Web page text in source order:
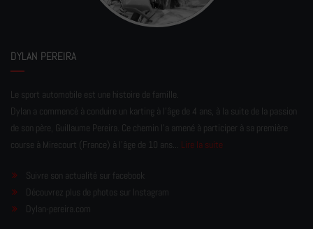
DYLAN PEREIRA
Le sport automobile est une histoire de famille.
Dylan a commencé à conduire un karting à l’âge de 4 ans, à la suite de la passion
de son père, Guillaume Pereira. Ce chemin l'a amené à participer à sa première
course à Mirecourt (France) à l'âge de 10 ans... Lire la suite
Suivre son actualité sur facebook
Découvrez plus de photos sur Instagram
Dylan-pereira.com